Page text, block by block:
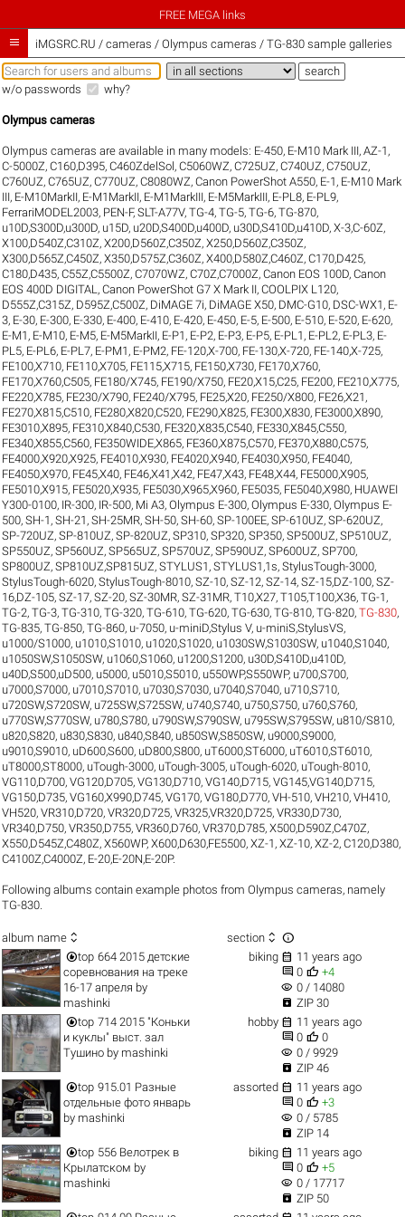
FREE MEGA links
 iMGSRC.RU / cameras / Olympus cameras / TG-830 sample galleries
w/o passwords why?
Olympus cameras
Olympus cameras are available in many models: E-450, E-M10 Mark III,AZ-1 ,
C-5000Z,C160,D395,C460ZdelSol,C5060WZ,C725UZ,C740UZ,C750UZ,
C760UZ,C765UZ,C770UZ,C8080WZ,Canon PowerShot A550, E-1 , E-M10 Mark
III, E-M10MarkII, E-M1MarkII, E-M1MarkIII, E-M5MarkIII, E-PL8, E-PL9,
FerrariMODEL2003, PEN-F,SLT-A77V,TG-4,TG-5,TG-6,TG-870,
u10D,S300D,u300D, u15D, u20D,S400D,u400D, u30D,S410D,u410D,X-3,C-60Z,
X100,D540Z,C310Z,X200,D560Z,C350Z,X250,D560Z,C350Z,
X300,D565Z,C450Z,X350,D575Z,C360Z,X400,D580Z,C460Z,C170,D425,
C180,D435,C55Z,C5500Z,C7070WZ,C70Z,C7000Z,Canon EOS 100D,Canon
EOS 400D DIGITAL ,Canon PowerShot G7 X Mark II,COOLPIX L120,
D555Z,C315Z, D595Z,C500Z, DiMAGE 7i, DiMAGE X50, DMC-G10, DSC-WX1 , E-
3, E-30, E-300, E-330, E-400, E-410, E-420, E-450, E-5, E-500, E-510, E-520, E-620,
E-M1 , E-M10, E-M5, E-M5MarkII, E-P1 , E-P2, E-P3, E-P5, E-PL1 , E-PL2, E-PL3, E-
PL5, E-PL6, E-PL7, E-PM1 , E-PM2, FE-120,X-700, FE-130,X-720, FE-140,X-725,
FE100,X710, FE110,X705, FE115,X715, FE150,X730, FE170,X760,
FE170,X760,C505, FE180/X745, FE190/X750, FE20,X15,C25, FE200, FE210,X775,
FE220,X785, FE230/X790, FE240/X795, FE25,X20, FE250/X800, FE26,X21 ,
FE270,X815,C510, FE280,X820,C520, FE290,X825, FE300,X830, FE3000,X890,
FE3010,X895, FE310,X840,C530, FE320,X835,C540, FE330,X845,C550,
FE340,X855,C560, FE350WIDE,X865, FE360,X875,C570, FE370,X880,C575,
FE4000,X920,X925, FE4010,X930, FE4020,X940, FE4030,X950, FE4040,
FE4050,X970, FE45,X40, FE46,X41,X42, FE47,X43, FE48,X44, FE5000,X905,
FE5010,X915, FE5020,X935, FE5030,X965,X960, FE5035, FE5040,X980, HUAWEI
Y300-0100, IR-300, IR-500, Mi A3,Olympus E-300,Olympus E-330,Olympus E-
500,SH-1 ,SH-21 ,SH-25MR,SH-50,SH-60,SP-100EE,SP-610UZ,SP-620UZ,
SP-720UZ,SP-810UZ,SP-820UZ,SP310,SP320,SP350,SP500UZ,SP510UZ,
SP550UZ,SP560UZ,SP565UZ,SP570UZ,SP590UZ,SP600UZ,SP700,
SP800UZ,SP810UZ,SP815UZ,STYLUS1 ,STYLUS1,1s,StylusTough-3000,
StylusTough-6020,StylusTough-8010,SZ-10,SZ-12,SZ-14,SZ-15,DZ-100,SZ-
16,DZ-105,SZ-17,SZ-20,SZ-30MR,SZ-31MR,T10,X27,T105,T100,X36,TG-1 ,
TG-2,TG-3,TG-310,TG-320,TG-610,TG-620,TG-630,TG-810,TG-820,TG-830,
TG-835,TG-850,TG-860, u-7050, u-miniD,Stylus V, u-miniS,StylusVS,
u1000/S1000, u1010,S1010, u1020,S1020, u1030SW,S1030SW, u1040,S1040,
u1050SW,S1050SW, u1060,S1060, u1200,S1200, u30D,S410D,u410D,
u40D,S500,uD500, u5000, u5010,S5010, u550WP,S550WP, u700,S700,
u7000,S7000, u7010,S7010, u7030,S7030, u7040,S7040, u710,S710,
u720SW,S720SW, u725SW,S725SW, u740,S740, u750,S750, u760,S760,
u770SW,S770SW, u780,S780, u790SW,S790SW, u795SW,S795SW, u810/S810,
u820,S820, u830,S830, u840,S840, u850SW,S850SW, u9000,S9000,
u9010,S9010, uD600,S600, uD800,S800, uT6000,ST6000, uT6010,ST6010,
uT8000,ST8000, uTough-3000, uTough-3005, uTough-6020, uTough-8010,
VG110,D700,VG120,D705,VG130,D710,VG140,D715,VG145,VG140,D715,
VG150,D735,VG160,X990,D745,VG170,VG180,D770,VH-510,VH210,VH410,
VH520,VR310,D720,VR320,D725,VR325,VR320,D725,VR330,D730,
VR340,D750,VR350,D755,VR360,D760,VR370,D785,X500,D590Z,C470Z,
X550,D545Z,C480Z,X560WP,X600,D630,FE5500,XZ-1 ,XZ-10,XZ-2,C120,D380,
C4100Z,C4000Z, E-20,E-20N,E-20P.
Following albums contain example photos from Olympus cameras, namely
TG-830.
album name  section  
top 664 2015 детские
соревнования на треке
16-17 апреля by
mashinki
biking  11 years ago
 0  +4
visibility 0 / 14080
 ZIP 30
top 714 2015 "Коньки
и куклы" выст. зал
Тушиноby mashinki
hobby  11 years ago
 0  0
visibility 0 / 9929
 ZIP 46
top 915.01 Разные
отдельные фото январь
by mashinki
assorted  11 years ago
 0  +3
visibility 0 / 5785
 ZIP 14
top 556 Велотрек в
Крылатском by
mashinki
biking  11 years ago
 0  +5
visibility 0 / 17717
 ZIP 50